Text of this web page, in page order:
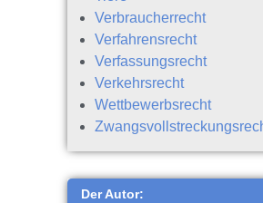
Verbraucherrecht
Verfahrensrecht
Verfassungsrecht
Verkehrsrecht
Wettbewerbsrecht
Der Autor: